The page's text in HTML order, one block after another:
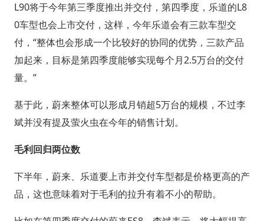
L90将于今年第三季度推出并交付，第四季度，乐道的L8
0车型也会上市交付，这样，今年乐道会有三款车型交
付，“整体也会形成一个比较好的协同的优势，三款产品
加起来，目标是第四季度能够实现每个月2.5万台的交付
量。”
基于此，蔚来整体可以形成月销超5万台的规模，不过李
斌并没有提及萤火虫在今年的销售计划。
毛利回归两位数
下半年，蔚来、乐道要上市并交付车型都是价格更高的产
品，这也意味着对于毛利的拉升有着不小的帮助。